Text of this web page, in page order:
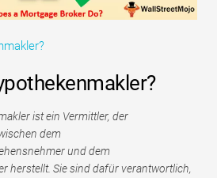
ist ein Vermittler, der
dem
und dem
herstellt. Sie sind dafür verantwortlich,